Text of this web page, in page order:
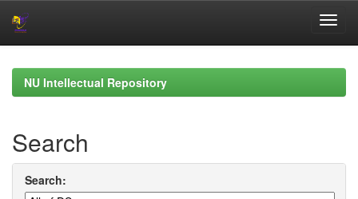
navigationNU Intellectual Repository
Search
Search: